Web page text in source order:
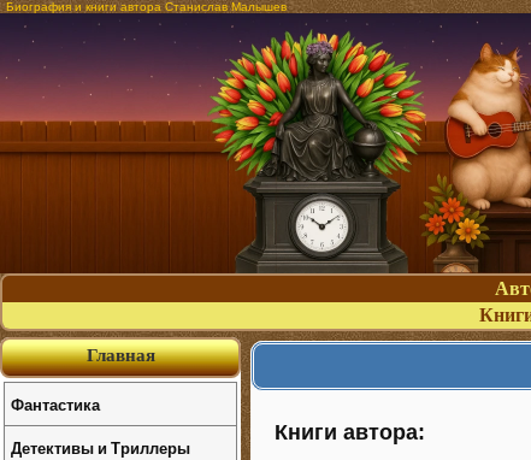
Биография и книги автора Станислав Малышев
Книги автора:
Главная
Фантастика
Детективы и Триллеры